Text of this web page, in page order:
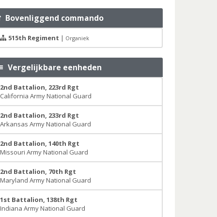
Bovenliggend commando
515th Regiment | Organiek
Vergelijkbare eenheden
2nd Battalion, 223rd Rgt
California Army National Guard
2nd Battalion, 233rd Rgt
Arkansas Army National Guard
2nd Battalion, 140th Rgt
Missouri Army National Guard
2nd Battalion, 70th Rgt
Maryland Army National Guard
1st Battalion, 138th Rgt
Indiana Army National Guard